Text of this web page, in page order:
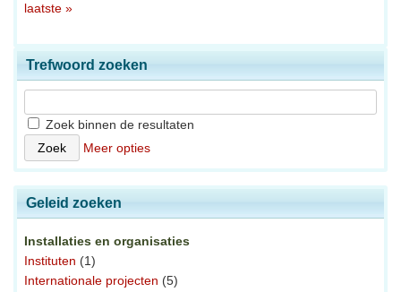
laatste »
Trefwoord zoeken
Zoek binnen de resultaten
Meer opties
Geleid zoeken
Installaties en organisaties
Instituten (1)
Internationale projecten (5)